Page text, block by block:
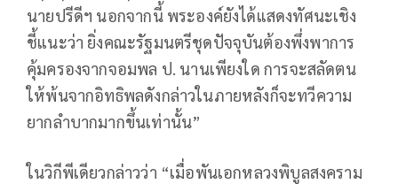
นายปรีดีฯ นอกจากนี้ พระองค์ยังได้แสดงทัศนะเชิง
ชี้แนะว่า ยิ่งคณะรัฐมนตรีชุดปัจจุบันต้องพึ่งพาการ
คุ้มครองจากจอมพล ป. นานเพียงใด การจะสลัดตน
ให้พ้นจากอิทธิพลดังกล่าวในภายหลังก็จะทวีความ
ยากลำบากมากขึ้นเท่านั้น”
ในวิกีพีเดียวกล่าวว่า “เมื่อพันเอกหลวงพิบูลสงคราม